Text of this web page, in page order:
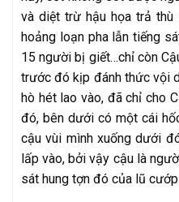
và diệt trừ hậu họa trả thù
hoảng loạn pha lẫn tiếng
15 người bị giết…chỉ còn
trước đó kịp đánh thức vội
hò hét lao vào, đã chỉ cho
đó, bên dưới có một cái
cậu vùi mình xuống dưới
lấp vào, bởi vậy cậu là
sát hung tợn đó của lũ